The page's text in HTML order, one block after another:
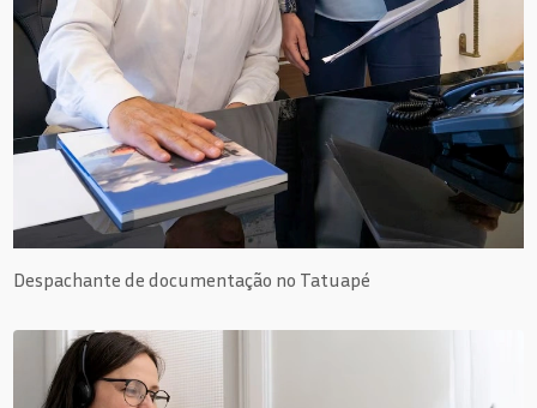
Despachante de documentação no Tatuapé